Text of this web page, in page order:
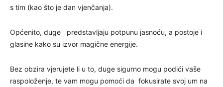
s tim (kao što je dan vjenčanja).
Općenito, duge predstavljaju potpunu jasnoću, a postoje i
glasine kako su izvor magične energije.
Bez obzira vjerujete li u to, duge sigurno mogu podići vaše
raspoloženje, te vam mogu pomoći da fokusirate svoj um na